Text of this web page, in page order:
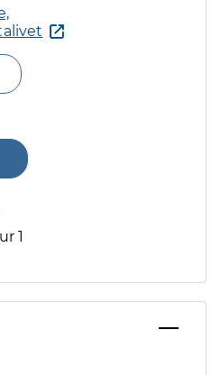
1
handicaps/besoins